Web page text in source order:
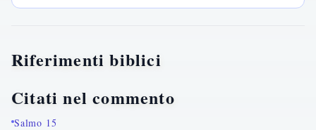
Riferimenti biblici
Citati nel commento
Salmo 15